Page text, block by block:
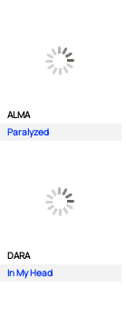
ALMA
Paralyzed
DARA
In My Head